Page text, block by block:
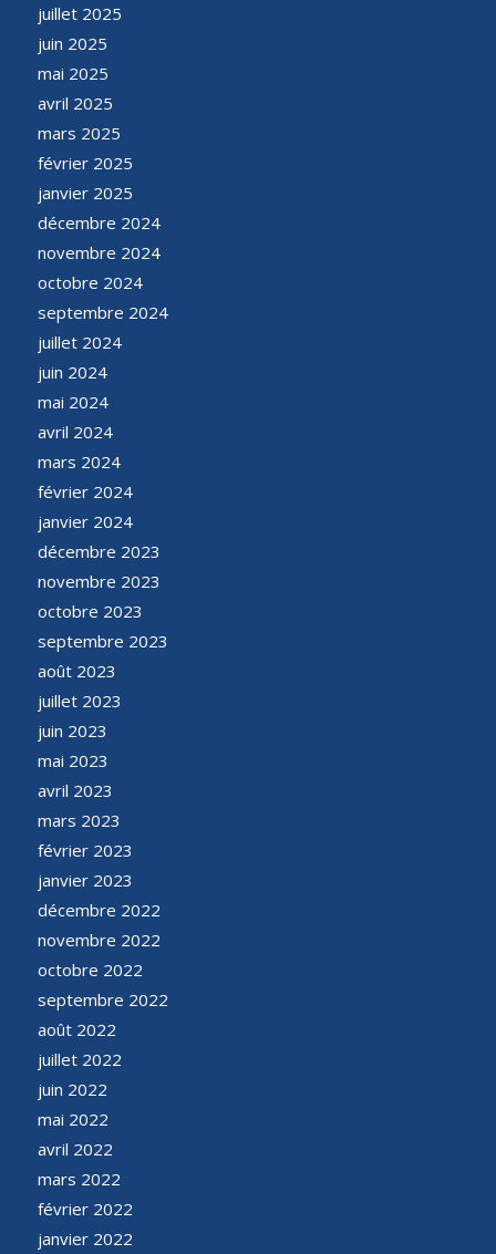
juillet 2025
juin 2025
mai 2025
avril 2025
mars 2025
février 2025
janvier 2025
décembre 2024
novembre 2024
octobre 2024
septembre 2024
juillet 2024
juin 2024
mai 2024
avril 2024
mars 2024
février 2024
janvier 2024
décembre 2023
novembre 2023
octobre 2023
septembre 2023
août 2023
juillet 2023
juin 2023
mai 2023
avril 2023
mars 2023
février 2023
janvier 2023
décembre 2022
novembre 2022
octobre 2022
septembre 2022
août 2022
juillet 2022
juin 2022
mai 2022
avril 2022
mars 2022
février 2022
janvier 2022